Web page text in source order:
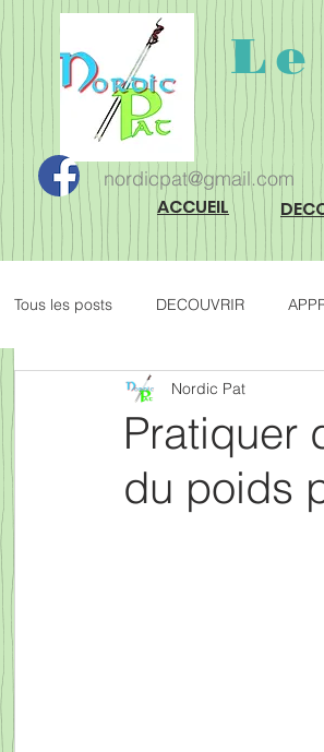
nordicpat@gmail.com
ACCUEIL
Tous les posts DECOUVRIR
Pratiquer
du poids
Nordic Pat